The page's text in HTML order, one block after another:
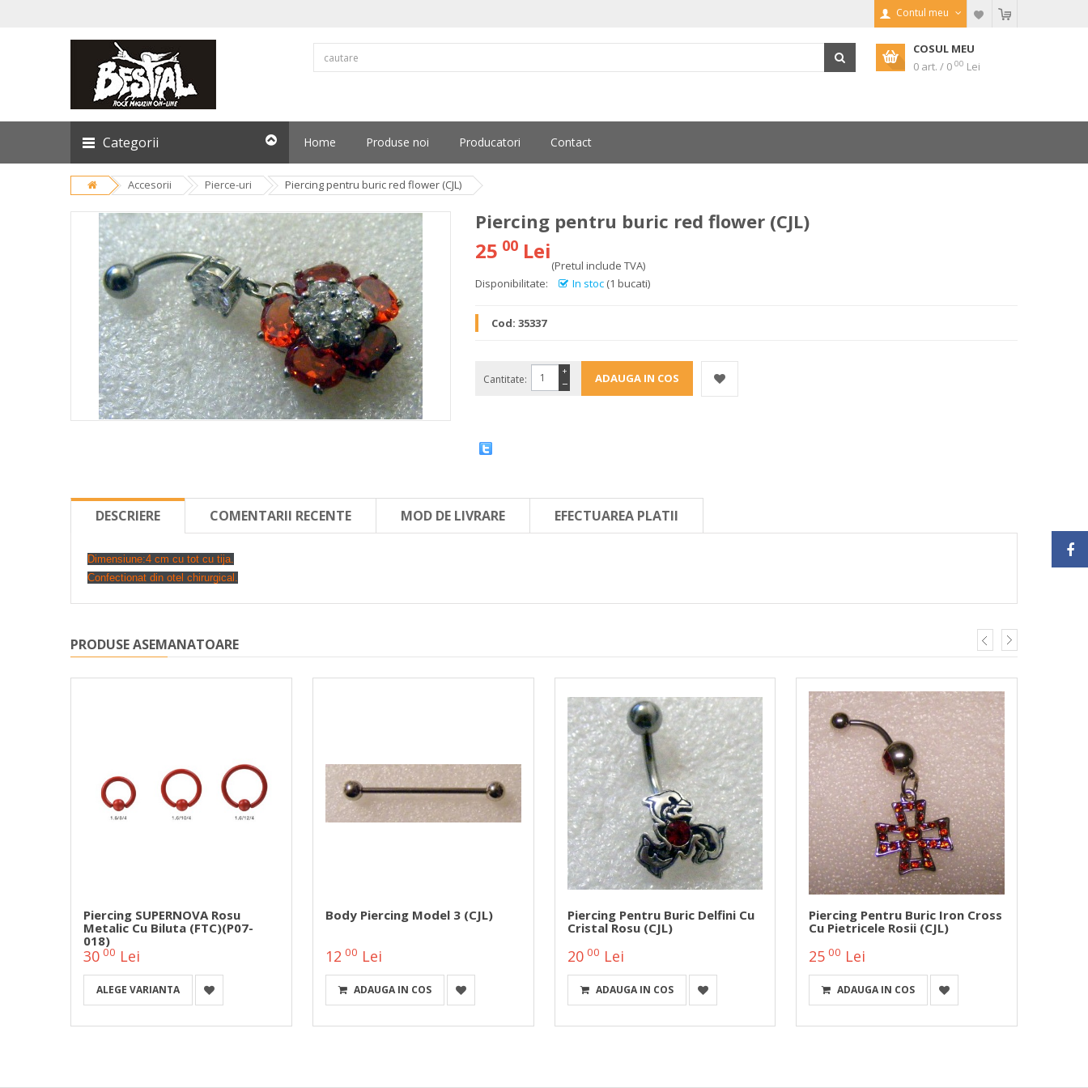
Contul meu
COSUL MEU
0 art. / 0 00 Lei
Categorii Home Produse noi Producatori Contact
Accesorii Pierce-uri Piercing pentru buric red flower (CJL)
Piercing pentru buric red flower (CJL)
25 00 Lei
(Pretul include TVA)
Disponibilitate:
In stoc (1 bucati)
Cod: 35337
Cantitate: −
+
DESCRIERE COMENTARII RECENTE MOD DE LIVRARE EFECTUAREA PLATII
Dimensiune:4 cm cu tot cu tija.
Confectionat din otel chirurgical.
PRODUSE ASEMANATOARE
Piercing SUPERNOVA Rosu
Metalic Cu Biluta (FTC)(P07-
018)
30 00 Lei
ALEGE VARIANTA
Body Piercing Model 3 (CJL)
12 00 Lei
ADAUGA IN COS
Piercing Pentru Buric Delfini Cu
Cristal Rosu (CJL)
2000 Lei
ADAUGA IN COS
Piercing Pentru Buric Iron Cross
Cu Pietricele Rosii (CJL)
25 00 Lei
ADAUGA IN COS